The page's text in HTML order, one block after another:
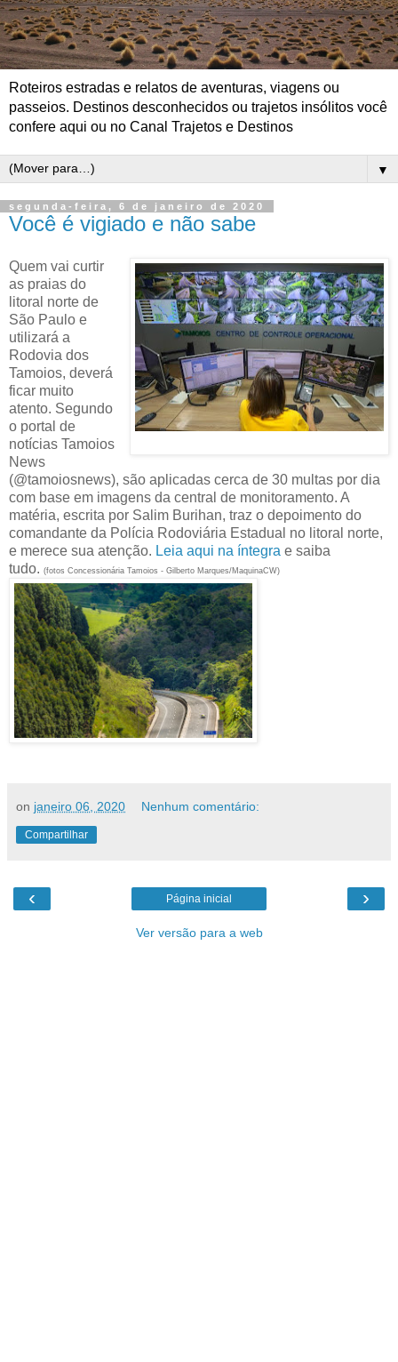
Roteiros estradas e relatos de aventuras, viagens ou
passeios. Destinos desconhecidos ou trajetos insólitos você
confere aqui ou no Canal Trajetos e Destinos
▼
segunda-feira, 6 de janeiro de 2020
Você é vigiado e não sabe
Quem vai curtir
as praias do
litoral norte de
São Paulo e
utilizará a
Rodovia dos
Tamoios, deverá
ficar muito
atento. Segundo
o portal de
notícias Tamoios
News
(@tamoiosnews), são aplicadas cerca de 30 multas por dia
com base em imagens da central de monitoramento. A
matéria, escrita por Salim Burihan, traz o depoimento do
comandante da Polícia Rodoviária Estadual no litoral norte,
e merece sua atenção. Leia aqui na íntegra e saiba
tudo. (fotos Concessionária Tamoios - Gilberto Marques/MaquinaCW)
on janeiro 06, 2020 Nenhum comentário:
Compartilhar
‹ ›
Página inicial
Ver versão para a web